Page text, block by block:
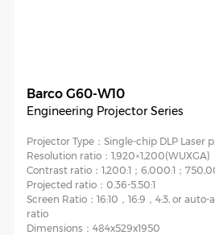
Barco G60-W10
Engineering Projector Series
Projector Type： Single-chip DLP Laser
Resolution ratio： 1,920×1,200(WUXGA)
Contrast ratio： 1,200:1；6,000:1；
Projected ratio： 0.36-5.50:1
Screen Ratio： 16:10，16:9，4:3, or
ratio
Dimensions： 484x529x1950